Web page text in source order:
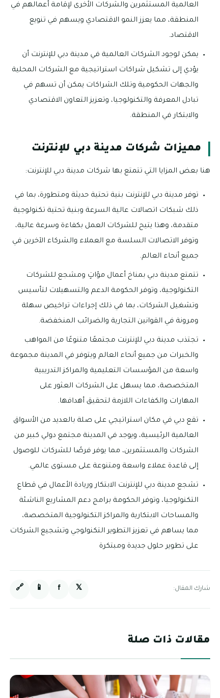
العالمية المستثمرين والشركات الأخرى لإقامة أعمالهم في
المنطقة، مما يعزز النمو الاقتصادي ويسهم في تنويع
الاقتصاد.
يمكن لوجود الشركات العالمية في مدينة دبي للإنترنت أن
يؤدي إلى تشكيل شراكات استراتيجية مع الشركات المحلية
والجهات الحكومية وتلك الشراكات يمكن أن تسهم في
تبادل المعرفة والتكنولوجيا، وتعزيز التعاون الاقتصادي
والابتكار في المنطقة.
مميزات شركات مدينة دبي للإنترنت
هنا بعض المزايا التي تتمتع بها شركات مدينة دبي للإنترنت:
توفر مدينة دبي للإنترنت بنية تحتية حديثة ومتطورة، بما في
ذلك شبكات اتصالات عالية السرعة وبنية تحتية تكنولوجية
متقدمة، وهذا يتيح للشركات العمل بكفاءة وسرعة عالية،
وتوفر الاتصالات السلسة مع العملاء والشركاء الآخرين في
جميع أنحاء العالم.
تتمتع مدينة دبي بمناخ أعمال مؤاتٍ ومشجع للشركات
التكنولوجية، وتوفر الحكومة الدعم والتسهيلات لتأسيس
وتشغيل الشركات، بما في ذلك إجراءات تراخيص سهلة
ومرونة في القوانين التجارية والضرائب المنخفضة.
تجتذب مدينة دبي للإنترنت مجتمعًا متنوعًا من المواهب
والخبرات من جميع أنحاء العالم ويتوفر في المدينة مجموعة
واسعة من المؤسسات التعليمية والمراكز التدريبية
المتخصصة، مما يسهل على الشركات العثور على
المهارات والكفاءات اللازمة لتحقيق أهدافها.
تقع دبي في مكان استراتيجي على صلة بالعديد من الأسواق
العالمية الرئيسية، ويوجد في المدينة مجتمع دولي كبير من
الشركات والمستثمرين، مما يوفر فرصًا للشركات للوصول
إلى قاعدة عملاء واسعة ومتنوعة على مستوى عالمي.
تشجع مدينة دبي للإنترنت الابتكار وريادة الأعمال في قطاع
التكنولوجيا، وتوفر الحكومة برامج دعم المشاريع الناشئة
والمساحات الابتكارية والمراكز التكنولوجية المتخصصة،
مما يساهم في تعزيز التطوير التكنولوجي وتشجيع الشركات
على تطوير حلول جديدة ومبتكرة
شارك المقال: 𝕏
f
📱
🔗
مقالات ذات صلة